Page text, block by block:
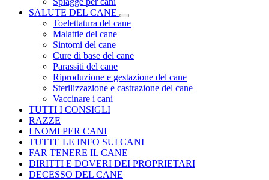
SALUTE DEL CANE
Toelettatura del cane
Malattie del cane
Sintomi del cane
Cure di base del cane
Parassiti del cane
Riproduzione e gestazione del cane
Sterilizzazione e castrazione del cane
Vaccinare i cani
TUTTI I CONSIGLI
RAZZE
I NOMI PER CANI
TUTTE LE INFO SUI CANI
FAR TENERE IL CANE
DIRITTI E DOVERI DEI PROPRIETARI
DECESSO DEL CANE